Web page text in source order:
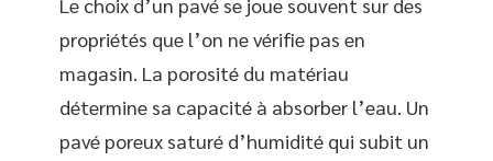
propriétés que l’on ne vérifie pas en
magasin. La porosité du matériau
détermine sa capacité à absorber l’eau. Un
pavé poreux saturé d’humidité qui subit un